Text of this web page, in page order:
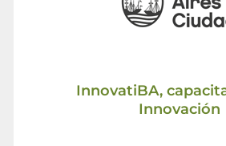
InnovatiBA,
Innovación